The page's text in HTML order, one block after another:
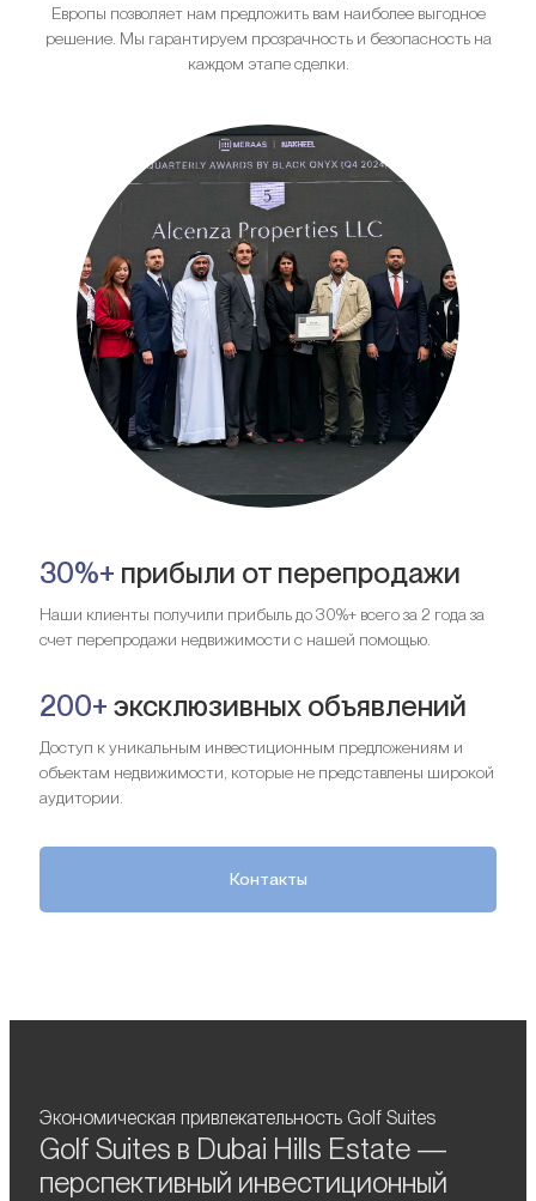
Европы позволяет нам предложить вам наиболее выгодное
решение. Мы гарантируем прозрачность и безопасность на
каждом этапе сделки.
30%+ прибыли от перепродажи
Наши клиенты получили прибыль до 30%+ всего за 2 года за
счет перепродажи недвижимости с нашей помощью.
200+ эксклюзивных объявлений
Доступ к уникальным инвестиционным предложениям и
объектам недвижимости, которые не представлены широкой
аудитории.
Контакты
Экономическая привлекательность Golf Suites
Golf Suites в Dubai Hills Estate —
перспективный инвестиционный